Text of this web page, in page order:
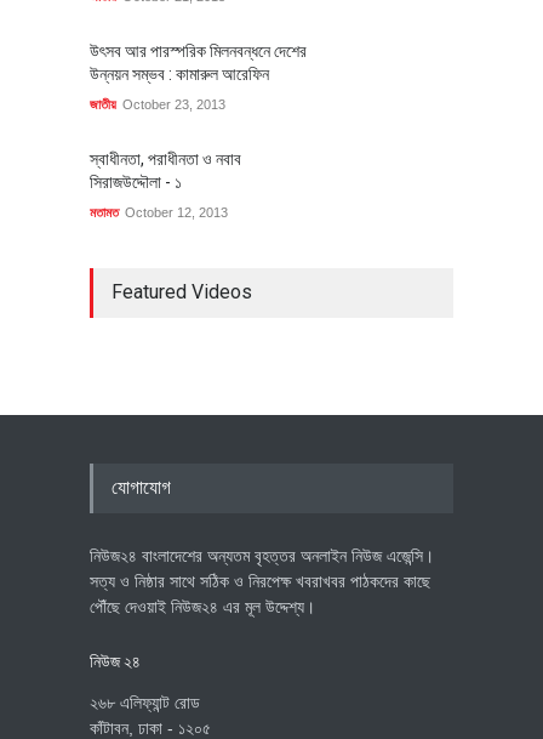
উৎসব আর পারস্পরিক মিলনবন্ধনে দেশের
উন্নয়ন সম্ভব : কামারুল আরেফিন
জাতীয় October 23, 2013
স্বাধীনতা, পরাধীনতা ও নবাব
সিরাজউদ্দৌলা - ১
মতামত October 12, 2013
Featured Videos
যোগাযোগ
নিউজ২৪ বাংলাদেশের অন্যতম বৃহত্তর অনলাইন নিউজ এজেন্সি।
সত্য ও নিষ্ঠার সাথে সঠিক ও নিরপেক্ষ খবরাখবর পাঠকদের কাছে
পৌঁছে দেওয়াই নিউজ২৪ এর মূল উদ্দেশ্য।
নিউজ ২৪
২৬৮ এলিফ্যান্ট রোড
কাঁটাবন, ঢাকা - ১২০৫